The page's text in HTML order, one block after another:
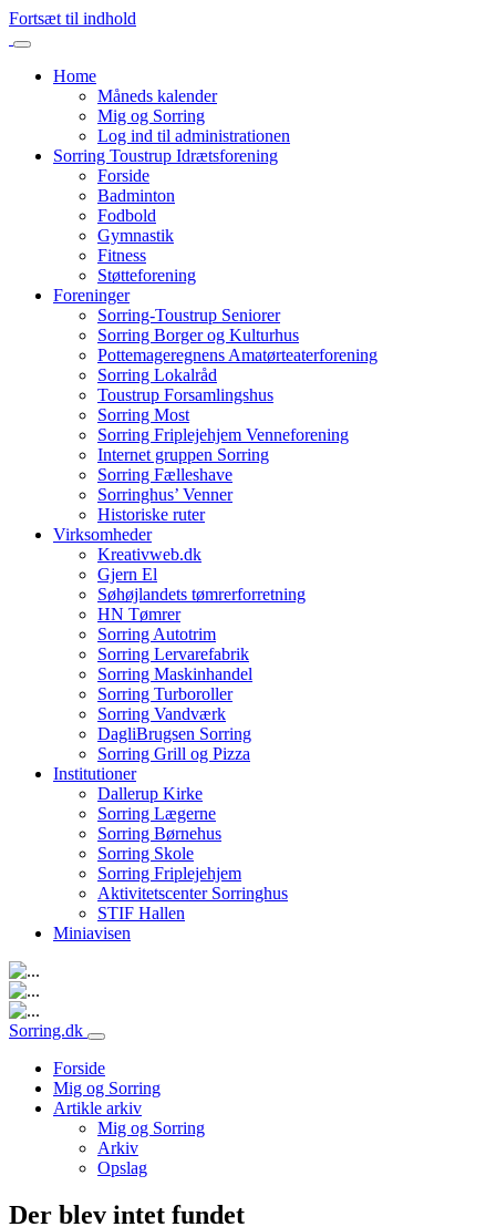
Fortsæt til indhold
Home
Måneds kalender
Mig og Sorring
Log ind til administrationen
Sorring Toustrup Idrætsforening
Forside
Badminton
Fodbold
Gymnastik
Fitness
Støtteforening
Foreninger
Sorring-Toustrup Seniorer
Sorring Borger og Kulturhus
Pottemageregnens Amatørteaterforening
Sorring Lokalråd
Toustrup Forsamlingshus
Sorring Most
Sorring Friplejehjem Venneforening
Internet gruppen Sorring
Sorring Fælleshave
Sorringhus’ Venner
Historiske ruter
Virksomheder
Kreativweb.dk
Gjern El
Søhøjlandets tømrerforretning
HN Tømrer
Sorring Autotrim
Sorring Lervarefabrik
Sorring Maskinhandel
Sorring Turboroller
Sorring Vandværk
DagliBrugsen Sorring
Sorring Grill og Pizza
Institutioner
Dallerup Kirke
Sorring Lægerne
Sorring Børnehus
Sorring Skole
Sorring Friplejehjem
Aktivitetscenter Sorringhus
STIF Hallen
Miniavisen
Hovednavigation
Sorring.dk
Forside
Mig og Sorring
Artikle arkiv
Mig og Sorring
Arkiv
Opslag
Der blev intet fundet